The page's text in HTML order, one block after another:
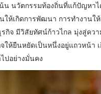
น นวัตกรรมท้องถิ่นที่แก้ปัญห
ให้เกิดการพัฒนา การทำงาน
กิจ มีวิสัยทัศน์ก้าวไกล มุ่งสู่คว
ห้ยืนหยัดเป็นหนึ่งอยู่แถวหน้า
ปอย่างมั่นคง